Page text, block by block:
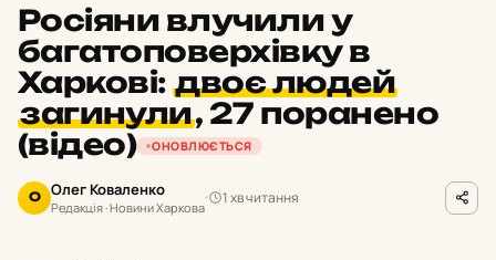
Росіяни влучили у
багатоповерхівку в
Харкові:двоє людей
загинули, 27 поранено
(відео)
ОНОВЛЮЄТЬСЯ
О Олег Коваленко
Редакція · Новини Харкова
1 хв читання